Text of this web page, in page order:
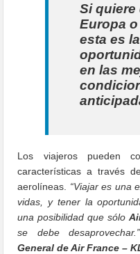
Si quiere
Europa
esta es
en las
Los viajeros pueden
características a través
aerolíneas. “Viajar es una
vidas, y tener la
una posibilidad que sólo
se debe desaprovechar.”
General de Air France –